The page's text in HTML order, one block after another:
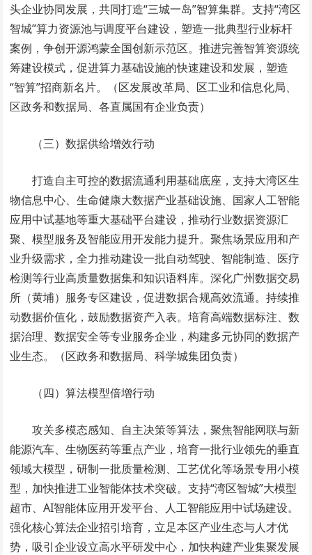
头企业协同发展，共同打造“三城一岛”智算集群。支持“湾区
智城”算力资源池与调度平台建设，塑造一批典型行业标杆
案例，争创开源鸿蒙全国创新示范区。推进完善智算资源统
筹建设模式，促进算力基础设施的快速建设和发展，塑造
“智算”招商新名片。（区发展改革局、区工业和信息化局、
区政务和数据局、各直属国有企业负责）
（三）数据供给增效行动
打造自主可控的数据流通利用基础底座，支持大湾区生
物信息中心、生命健康大数据产业基础设施、国家人工智能
应用中试基地等重大基础平台建设，推动行业数据资源汇
聚、模型服务及智能应用开发能力提升。聚焦场景应用和产
业升级需求，全力推动建设一批自动驾驶、智能制造、医疗
检测等行业高质量数据集和知识语料库。深化广州数据交易
所（黄埔）服务专区建设，促进数据合规高效流通。持续推
动数据价值化，鼓励数据资产入表。培育高端数据标注、数
据治理、数据安全等专业服务企业，构建多元协同的数据产
业生态。（区政务和数据局、科学城集团负责）
（四）算法模型倍增行动
攻关多模态感知、自主决策等算法，聚焦智能网联与新
能源汽车、生物医药等重点产业，培育一批行业领先的垂直
领域大模型，研制一批质量检测、工艺优化等场景专用小模
型，加快推进工业智能体技术突破。支持“湾区智城”大模型
超市、AI智能体应用开发平台、人工智能应用中试场建设。
强化核心算法企业招引培育，立足本区产业生态与人才优
势，吸引企业设立高水平研发中心，加快构建产业集聚发展